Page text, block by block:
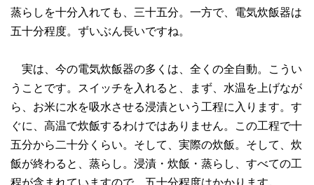
蒸らしを十分入れても、三十五分。一方で、電気炊飯器は
五十分程度。ずいぶん長いですね。
実は、今の電気炊飯器の多くは、全くの全自動。こうい
うことです。スイッチを入れると、まず、水温を上げなが
ら、お米に水を吸水させる浸漬という工程に入ります。す
ぐに、高温で炊飯するわけではありません。この工程で十
五分から二十分くらい。そして、実際の炊飯。そして、炊
飯が終わると、蒸らし。浸漬・炊飯・蒸らし、すべての工
程が含まれていますので、五十分程度はかかります。